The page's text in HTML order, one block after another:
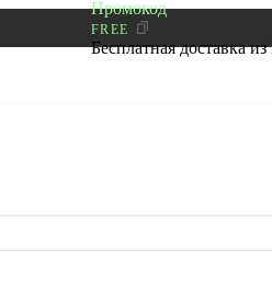
Промокод
FREE
Бесплатная доставка